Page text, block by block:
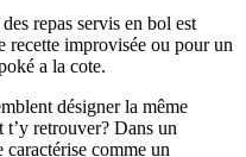
repas servis en bol est
recette improvisée ou pour un
a la cote.
désigner la même
retrouver? Dans un
comme un